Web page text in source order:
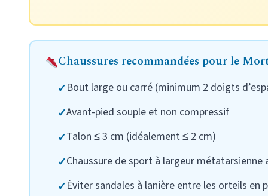
Chaussures recommandées pour le
Bout large ou carré (minimum 2 doigts
Avant-pied souple et non compressif
Talon ≤ 3 cm (idéalement ≤ 2 cm)
Chaussure de sport à largeur métatarsienne
Éviter sandales à lanière entre les orteils en